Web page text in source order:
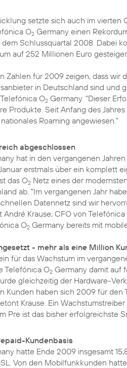
setzte sich auch im
O2 Germany einen
Schlussquartal 2008. Dabei
auf 252 Millionen Euro
Zahlen für 2009 zeigen, dass wir
in Deutschland sind und
O2 Germany. "Dieser
Produkte. Seit Anfang des
Roaming angewiesen."
abgeschlossen
hat in den vergangenen
erstmals über ein komplett
das O2 Netz eines der
ab. "Im vergangenen Jahr
Datennetz sind wir
André Krause, CFO von Telefónica
O2 Germany bereits mit
- mehr als eine Million
für das Wachstum im
Telefónica O2 Germany damit auf
gleichzeitig der Hardware-
Kunden haben sich 2009 für
Krause. Ein
Pre ist das bisher erfolgreichste
Kundenbasis
hatte Ende 2009 insgesamt
Von den Mobilfunkkunden